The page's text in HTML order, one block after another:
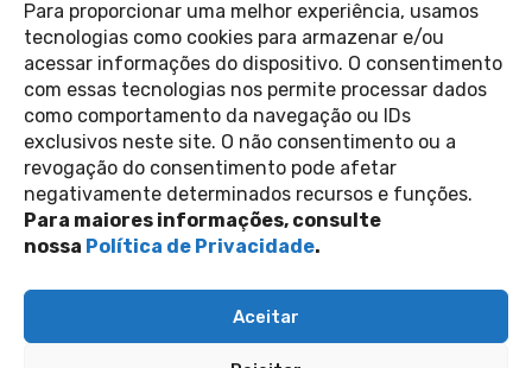
Para proporcionar uma melhor experiência, usamos
tecnologias como cookies para armazenar e/ou
acessar informações do dispositivo. O consentimento
com essas tecnologias nos permite processar dados
como comportamento da navegação ou IDs
exclusivos neste site. O não consentimento ou a
revogação do consentimento pode afetar
negativamente determinados recursos e funções.
Para maiores informações, consulte
nossa Política de Privacidade.
Aceitar
ver todas as
notícias
Contato
Política de Privacidade
Perguntas Frequentes
copyright 2026
Inscreva-se na nossa newsletter
siga-nos nas redes sociais